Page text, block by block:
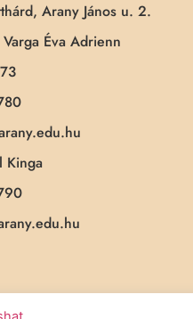
Arany János u. 2.
Varga Éva Adrienn
Kinga